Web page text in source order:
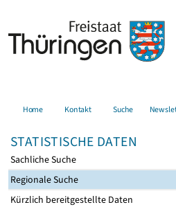
Home Kontakt Suche
STATISTISCHE DATEN
Sachliche Suche
Regionale Suche
Kürzlich bereitgestellte Daten